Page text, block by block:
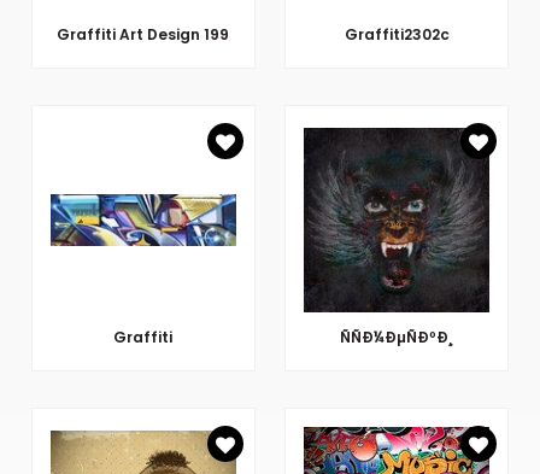
Graffiti Art Design 199 Graffiti2302c
Graffiti ÑÑÐ¼ÐµÑÐºÐ¸